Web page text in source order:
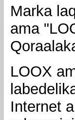
Marka
ama
LOOX
Internet